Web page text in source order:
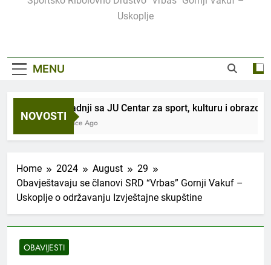
Uskoplje
MENU
NOVOSTI
U saradnji sa JU Centar za sport, kulturu i
2 Sedmice Ago
Home 2024 August
29
Obavještavaju se članovi SRD “Vrbas” Gornji Vakuf –
Uskoplje o održavanju Izvještajne skupštine
OBAVIJESTI